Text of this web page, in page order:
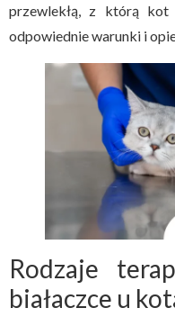
przewlekłą, z którą
odpowiednie warunki i
Rodzaje
białaczce u